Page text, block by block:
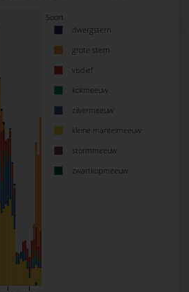
Soort
dwergstern
grote stern
visdief
kokmeeuw
zilvermeeuw
kleine mantelmeeuw
stormmeeuw
zwartkopmeeuw